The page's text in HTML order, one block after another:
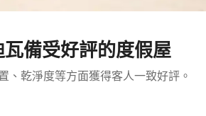
備受好評的度假屋
、乾淨度等方面獲得客人一致好評。